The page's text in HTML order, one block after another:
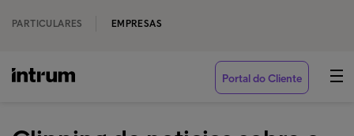
PARTICULARES EMPRESAS
Portal do Cliente